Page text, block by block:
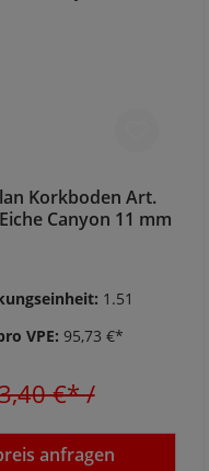
Korkboden Art.
Canyon 11 mm
1.51
VPE: 95,73 €*
€*/
anfragen